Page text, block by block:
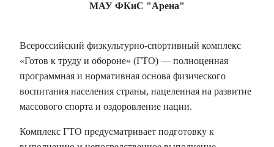
МАУ ФКиС "Арена"
Всероссийский физкультурно-спортивный комплекс
«Готов к труду и обороне» (ГТО) — полноценная
программная и нормативная основа физического
воспитания населения страны, нацеленная на развитие
массового спорта и оздоровление нации.
Комплекс ГТО предусматривает подготовку к